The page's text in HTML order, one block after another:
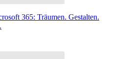
365: Träumen. Gestalten.